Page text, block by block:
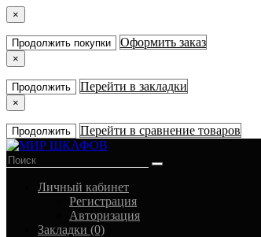
×
Продолжить покупки Оформить заказ
×
Продолжить Перейти в закладки
×
Продолжить Перейти в сравнение товаров
Личный кабинет
Регистрация
Авторизация
Закладки (0)